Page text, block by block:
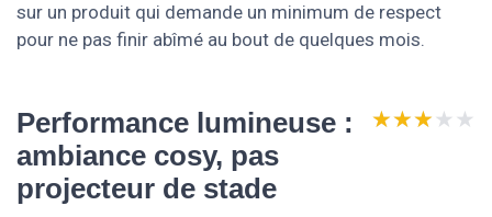
sur un produit qui demande un minimum de respect
pour ne pas finir abîmé au bout de quelques mois.
Performance lumineuse :
ambiance cosy, pas
projecteur de stade
★★★★★
★★★★★